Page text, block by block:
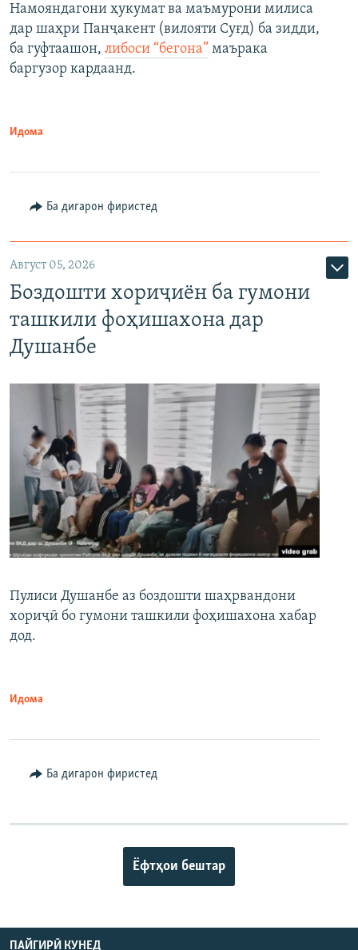
Намояндагони ҳукумат ва маъмурони милиса
дар шаҳри Панҷакент (вилояти Суғд) ба зидди,
ба гуфтаашон, либоси “бегона” маърака
баргузор кардаанд.
Идома
Ба дигарон фиристед
Август 05, 2026
Боздошти хориҷиён ба гумони
ташкили фоҳишахона дар
Душанбе
Пулиси Душанбе аз боздошти шаҳрвандони
хориҷӣ бо гумони ташкили фоҳишахона хабар
дод.
Идома
Ба дигарон фиристед
Ёфтҳои бештар
ПАЙГИРӢ КУНЕД